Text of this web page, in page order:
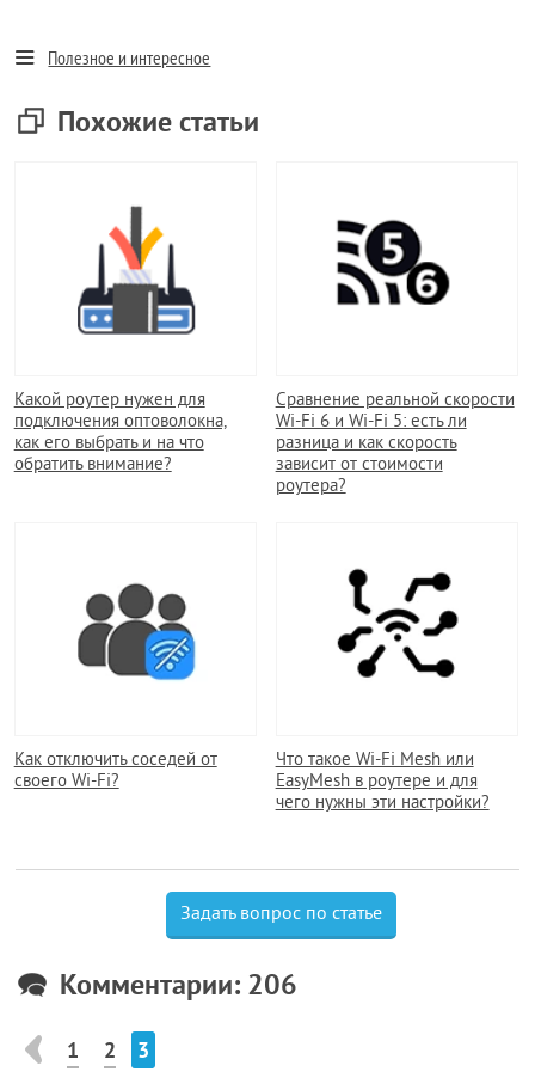
Полезное и интересное
Похожие статьи
Какой роутер нужен для
подключения оптоволокна,
как его выбрать и на что
обратить внимание?
Сравнение реальной скорости
Wi-Fi 6 и Wi-Fi 5: есть ли
разница и как скорость
зависит от стоимости
роутера?
Как отключить соседей от
своего Wi-Fi?
Что такое Wi-Fi Mesh или
EasyMesh в роутере и для
чего нужны эти настройки?
Задать вопрос по статье
Комментарии: 206
1 2 3